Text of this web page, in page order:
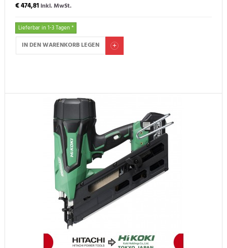
€ 474,81inkl. MwSt.
Lieferbar in 1-3 Tagen *
IN DEN WARENKORB LEGEN